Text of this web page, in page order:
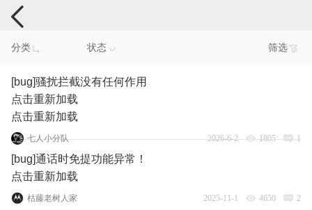
手机反馈
分类 状态 筛选
[bug]骚扰拦截没有任何作用
点击重新加载
点击重新加载
七人小分队 2026-6-2 1805 1
[bug]通话时免提功能异常！
点击重新加载
枯藤老树人家 2025-11-1 4650 2